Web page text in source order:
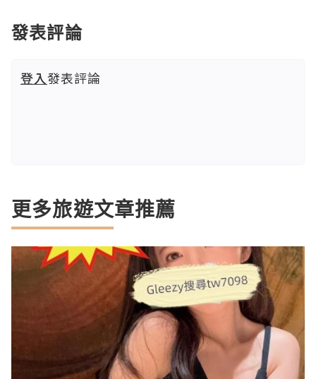
發表評論
登入發表評論
更多旅遊文章推薦